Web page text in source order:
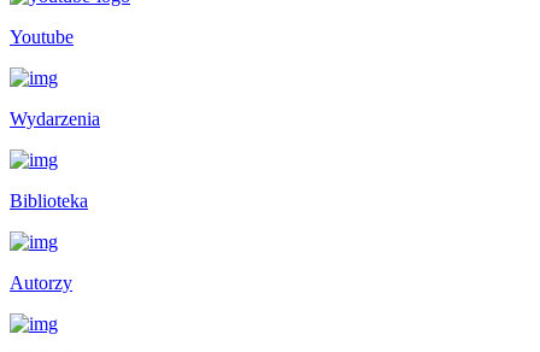
Youtube
Wydarzenia
Biblioteka
Autorzy